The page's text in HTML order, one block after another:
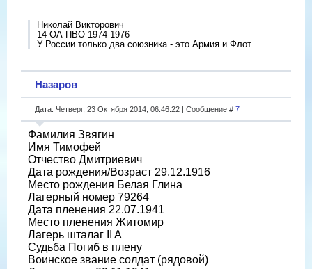
Николай Викторович
14 ОА ПВО 1974-1976
У России только два союзника - это Армия и Флот
Назаров
Дата: Четверг, 23 Октября 2014, 06:46:22 | Сообщение # 7
Фамилия Звягин
Имя Тимофей
Отчество Дмитриевич
Дата рождения/Возраст 29.12.1916
Место рождения Белая Глина
Лагерный номер 79264
Дата пленения 22.07.1941
Место пленения Житомир
Лагерь шталаг II A
Судьба Погиб в плену
Воинское звание солдат (рядовой)